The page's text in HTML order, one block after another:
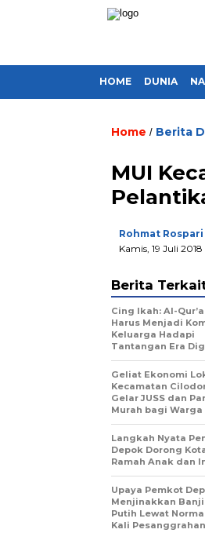
HOME DUNIA
Home / Berita
MUI
Rohmat Rospari
Kamis, 19 Juli
Berita
Cing Ikah: Al-
Harus Menjadi
Keluarga Hadapi
Tantangan Era
Geliat Ekonomi
Kecamatan
Gelar JUSS dan
Murah bagi Warga
Langkah Nyata
Depok Dorong
Ramah Anak dan
Upaya Pemkot
Menjinakkan
Putih Lewat
Kali Pesanggrahan